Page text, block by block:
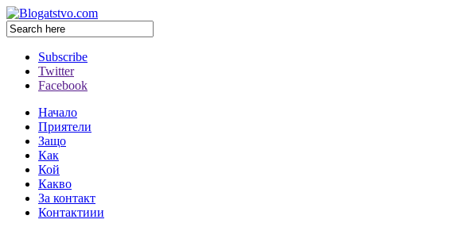
Subscribe
Twitter
Facebook
Начало
Приятели
Защо
Как
Кой
Какво
За контакт
Контактиии